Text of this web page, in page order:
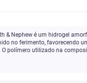
& Nephew é um hidrogel
no ferimento, favorecendo
polímero utilizado na